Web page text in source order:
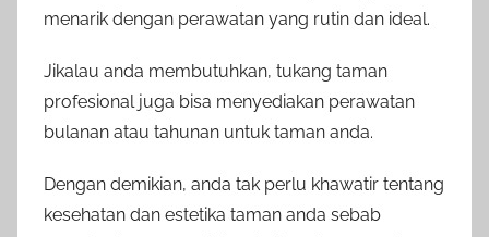
menarik dengan perawatan yang rutin dan ideal.
Jikalau anda membutuhkan, tukang taman
profesional juga bisa menyediakan perawatan
bulanan atau tahunan untuk taman anda.
Dengan demikian, anda tak perlu khawatir tentang
kesehatan dan estetika taman anda sebab